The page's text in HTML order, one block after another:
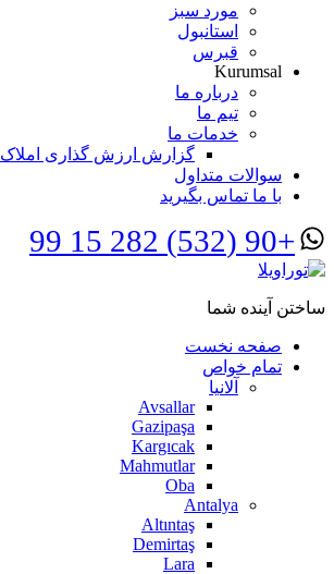
مورد سبز
استانبول
قبرس
Kurumsal
درباره ما
تیم ما
خدمات ما
گزارش ارزش گذاری املاک
سوالات متداول
با ما تماس بگیرید
+90 (532) 282 15 99
ساختن آینده شما
صفحه نخست
تمام خواص
آلانیا
Avsallar
Gazipaşa
Kargıcak
Mahmutlar
Oba
Antalya
Altıntaş
Demirtaş
Lara